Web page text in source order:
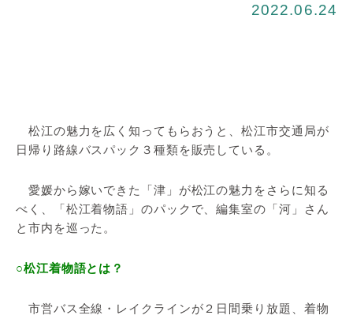
2022.06.24
松江の魅力を広く知ってもらおうと、松江市交通局が
日帰り路線バスパック３種類を販売している。
愛媛から嫁いできた「津」が松江の魅力をさらに知る
べく、「松江着物語」のパックで、編集室の「河」さん
と市内を巡った。
○松江着物語とは？
市営バス全線・レイクラインが２日間乗り放題、着物